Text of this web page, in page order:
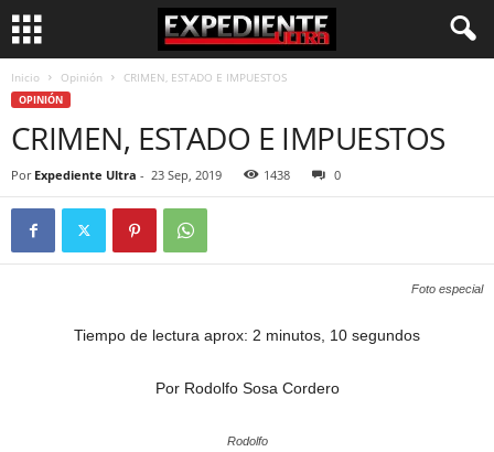
Inicio Opinión CRIMEN, ESTADO E IMPUESTOS
OPINIÓN
CRIMEN, ESTADO E IMPUESTOS
Por Expediente Ultra - 23 Sep, 2019 1438 0
Foto especial
Tiempo de lectura aprox: 2 minutos, 10 segundos
Por Rodolfo Sosa Cordero
Rodolfo